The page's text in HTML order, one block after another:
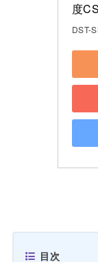
度
DST-
目次